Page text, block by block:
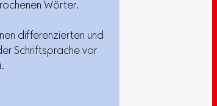
Wörter.
differenzierten und
Schriftsprache vor